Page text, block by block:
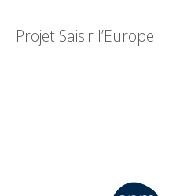
Projet Saisir l’Europe